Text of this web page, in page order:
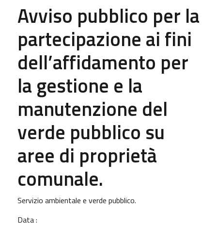
Avviso pubblico per la
partecipazione ai fini
dell’affidamento per
la gestione e la
manutenzione del
verde pubblico su
aree di proprietà
comunale.
Servizio ambientale e verde pubblico.
Data :